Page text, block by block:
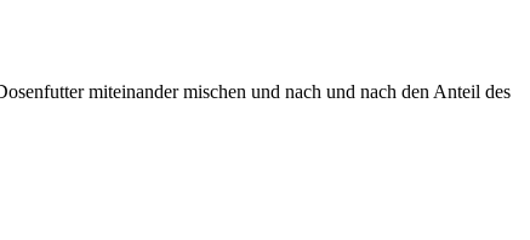
miteinander mischen und nach und nach den Anteil des